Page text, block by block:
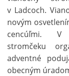
v Ladcoch.
novým
cencúľmi.
stromčeku
adventné
obecným